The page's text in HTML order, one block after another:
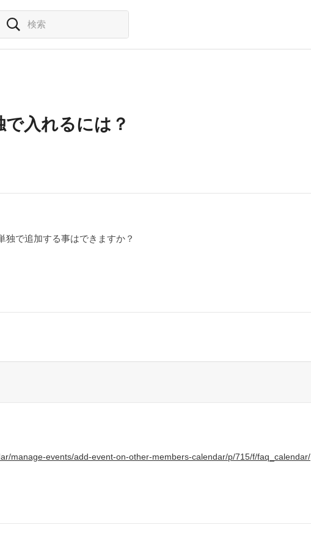
入れるには？
独で追加する事はできますか？
manage-events/add-event-on-other-members-calendar/p/715/f/faq_calendar/